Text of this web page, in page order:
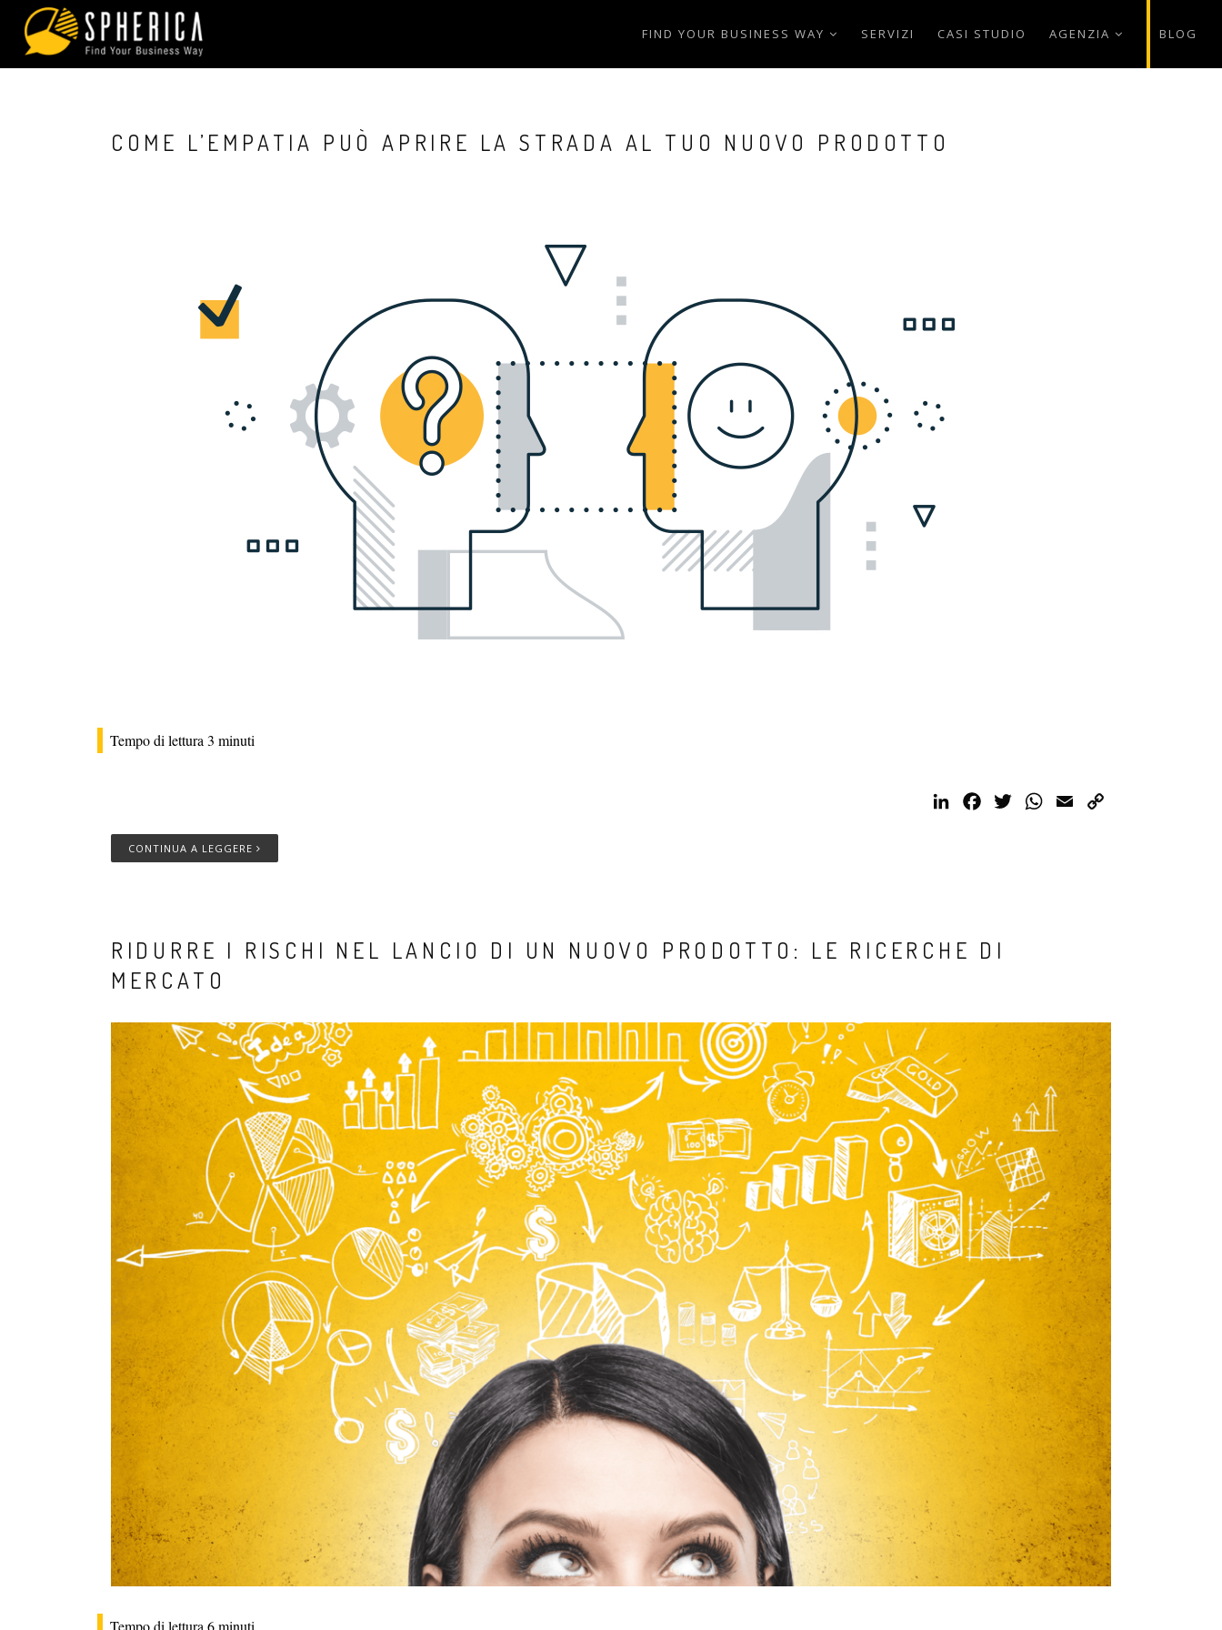
FIND YOUR BUSINESS WAY SERVIZI CASI STUDIO AGENZIA BLOG
COME L’EMPATIA PUÒ APRIRE LA STRADA AL TUO NUOVO PRODOTTO
Tempo di lettura 3 minuti
LinkedInFacebookTwitterWhatsApp
Email
CONTINUA A LEGGERE
RIDURRE I RISCHI NEL LANCIO DI UN NUOVO PRODOTTO: LE RICERCHE DI
MERCATO
Tempo di lettura 6minuti